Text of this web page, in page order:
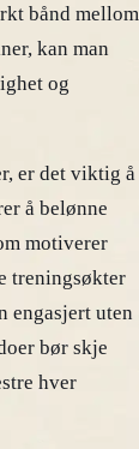
bånd mellom
kan man
og
er det viktig å
å belønne
motiverer
treningsøkter
engasjert uten
bør skje
hver